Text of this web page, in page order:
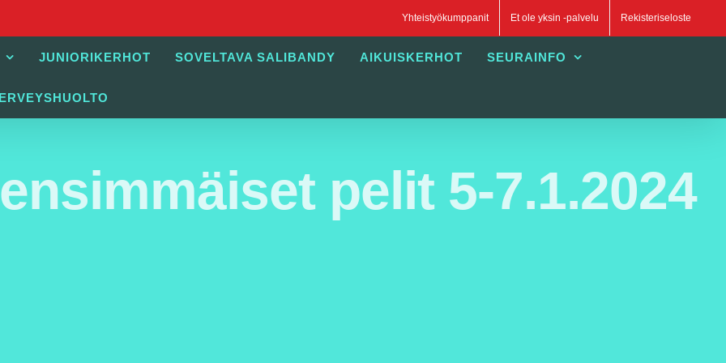
Yhteistyökumppanit Et ole yksin -palvelu Rekisteriseloste
JUNIORIKERHOT SOVELTAVA SALIBANDY AIKUISKERHOT SEURAINFO
pelit 5-7.1.2024